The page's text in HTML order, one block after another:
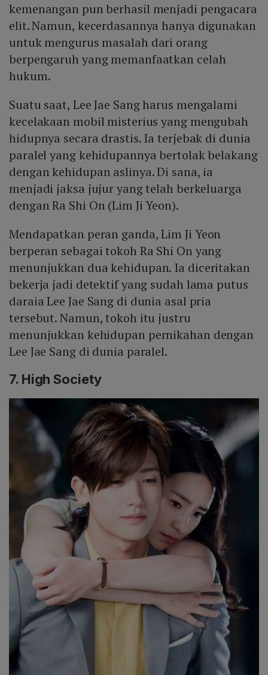
kemenangan pun berhasil menjadi pengacara
elit. Namun, kecerdasannya hanya digunakan
untuk mengurus masalah dari orang
berpengaruh yang memanfaatkan celah
hukum.
Suatu saat, Lee Jae Sang harus mengalami
kecelakaan mobil misterius yang mengubah
hidupnya secara drastis. Ia terjebak di dunia
paralel yang kehidupannya bertolak belakang
dengan kehidupan aslinya. Di sana, ia
menjadi jaksa jujur yang telah berkeluarga
dengan Ra Shi On (Lim Ji Yeon).
Mendapatkan peran ganda, Lim Ji Yeon
berperan sebagai tokoh Ra Shi On yang
menunjukkan dua kehidupan. Ia diceritakan
bekerja jadi detektif yang sudah lama putus
daraia Lee Jae Sang di dunia asal pria
tersebut. Namun, tokoh itu justru
menunjukkan kehidupan pernikahan dengan
Lee Jae Sang di dunia paralel.
7. High Society